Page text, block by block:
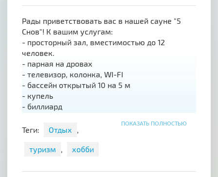
Рады приветствовать вас в нашей сауне "5
Снов"! К вашим услугам:
- просторный зал, вместимостью до 12
человек.
- парная на дровах
- телевизор, колонка, WI-FI
- бассейн открытый 10 на 5 м
- купель
- биллиард
- за дополнительную плату есть кальян
6 человек.
ПОКАЗАТЬ ПОЛНОСТЬЮ
Теги: Отдых ,
туризм , хобби